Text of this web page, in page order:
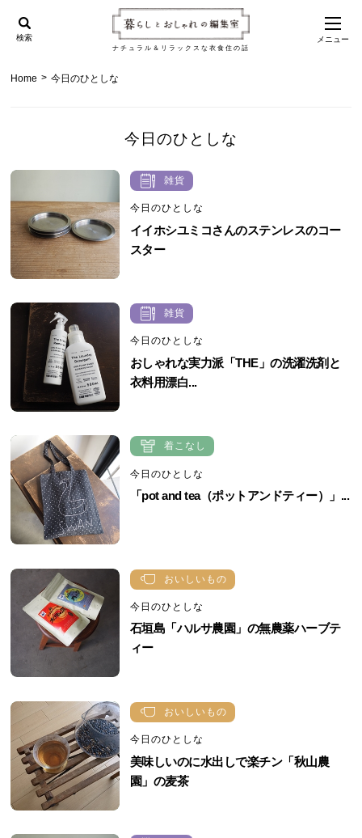
ナチュラル＆リラックスな衣食住の話
検索 メニュー
Home > 今日のひとしな
今日のひとしな
雑貨
今日のひとしな
イイホシユミコさんのステンレスのコー
スター
雑貨
今日のひとしな
おしゃれな実力派「THE」の洗濯洗剤と
衣料用漂白...
着こなし
今日のひとしな
「pot and tea（ポットアンドティー）」...
おいしいもの
今日のひとしな
石垣島「ハルサ農園」の無農薬ハーブテ
ィー
おいしいもの
今日のひとしな
美味しいのに水出しで楽チン「秋山農
園」の麦茶